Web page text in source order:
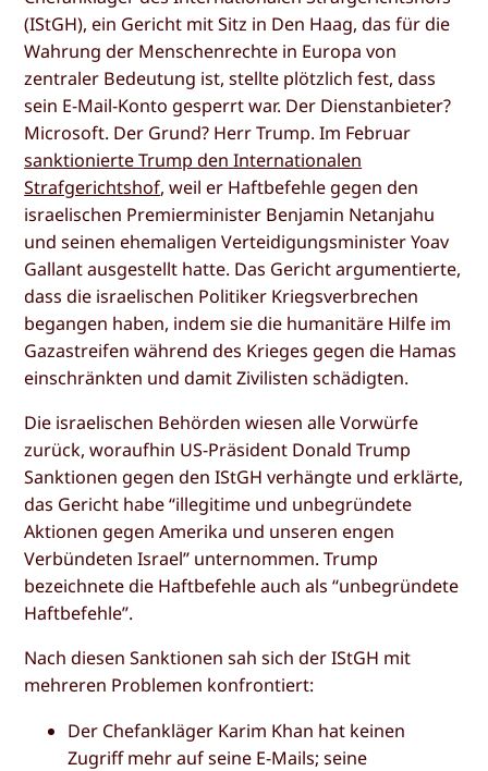
(IStGH), ein Gericht mit Sitz in Den Haag, das für die
Wahrung der Menschenrechte in Europa von
zentraler Bedeutung ist, stellte plötzlich fest, dass
sein E-Mail-Konto gesperrt war. Der Dienstanbieter?
Microsoft. Der Grund? Herr Trump. Im Februar
sanktionierte Trump den Internationalen
Strafgerichtshof, weil er Haftbefehle gegen den
israelischen Premierminister Benjamin Netanjahu
und seinen ehemaligen Verteidigungsminister Yoav
Gallant ausgestellt hatte. Das Gericht argumentierte,
dass die israelischen Politiker Kriegsverbrechen
begangen haben, indem sie die humanitäre Hilfe im
Gazastreifen während des Krieges gegen die Hamas
einschränkten und damit Zivilisten schädigten.
Die israelischen Behörden wiesen alle Vorwürfe
zurück, woraufhin US-Präsident Donald Trump
Sanktionen gegen den IStGH verhängte und erklärte,
das Gericht habe “illegitime und unbegründete
Aktionen gegen Amerika und unseren engen
Verbündeten Israel” unternommen. Trump
bezeichnete die Haftbefehle auch als “unbegründete
Haftbefehle”.
Nach diesen Sanktionen sah sich der IStGH mit
mehreren Problemen konfrontiert:
Der Chefankläger Karim Khan hat keinen
Zugriff mehr auf seine E-Mails; seine